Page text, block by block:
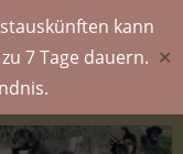
kann
7 Tage dauern. ✕